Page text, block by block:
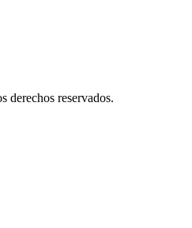
derechos reservados.